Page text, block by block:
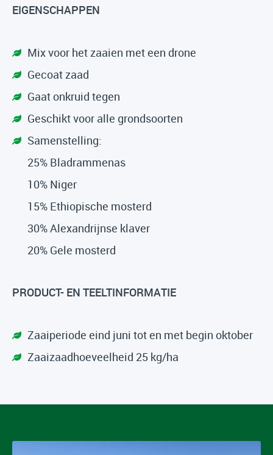
EIGENSCHAPPEN
Mix voor het zaaien met een drone
Gecoat zaad
Gaat onkruid tegen
Geschikt voor alle grondsoorten
Samenstelling:
25% Bladrammenas
10% Niger
15% Ethiopische mosterd
30% Alexandrijnse klaver
20% Gele mosterd
PRODUCT- EN TEELTINFORMATIE
Zaaiperiode eind juni tot en met begin oktober
Zaaizaadhoeveelheid 25 kg/ha